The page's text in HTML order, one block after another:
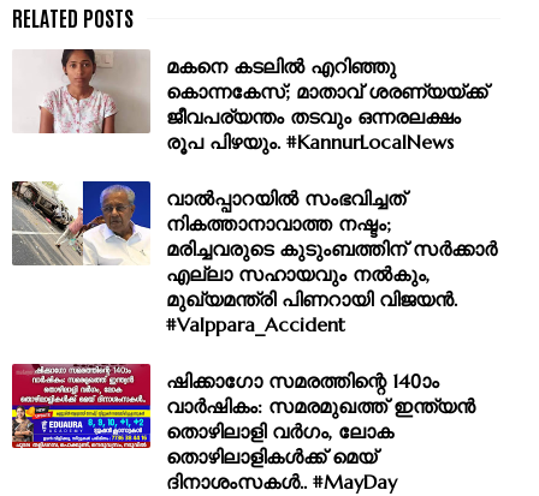
മകനെ കടലിൽ എറിഞ്ഞു
കൊന്നകേസ്; മാതാവ് ശരണ്യയ്ക്ക്
ജീവപര്യന്തം തടവും ഒന്നരലക്ഷം
രൂപ പിഴയും. #KannurLocalNews
വാൽപ്പാറയിൽ സംഭവിച്ചത്
നികത്താനാവാത്ത നഷ്ടം;
മരിച്ചവരുടെ കുടുംബത്തിന് സർക്കാർ
എല്ലാ സഹായവും നൽകും,
മുഖ്യമന്ത്രി പിണറായി വിജയൻ.
#Valppara_Accident
ഷിക്കാഗോ സമരത്തിന്റെ 140ാം
വാർഷികം: സമരമുഖത്ത് ഇന്ത്യൻ
തൊഴിലാളി വർഗം, ലോക
തൊഴിലാളികൾക്ക് മെയ്
ദിനാശംസകൾ.. #MayDay